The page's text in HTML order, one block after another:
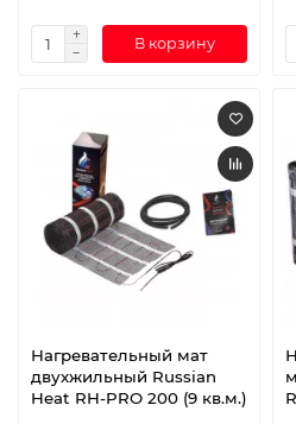
В корзину
Нагревательный мат
двухжильный Russian
Heat RH-PRO 200 (9 кв.м.)